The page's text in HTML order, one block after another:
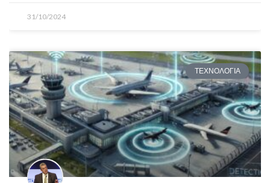
31/10/2024
ΤΕΧΝΟΛΟΓΙΑ